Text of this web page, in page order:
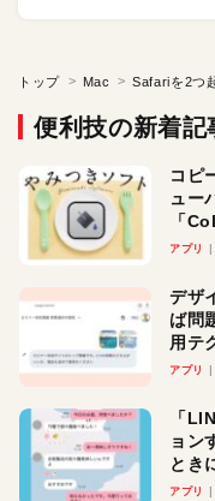
トップ Mac Safariを2つ
便利技の新着記
コピ
ュー
「
アプリ
デザ
ば問
用テ
アプリ
「
ョン
とき
アプリ